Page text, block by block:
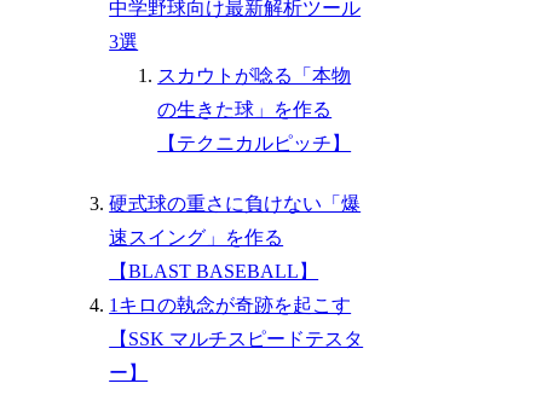
中学野球向け最新解析ツール
3選
スカウトが唸る「本物
の生きた球」を作る
【テクニカルピッチ】
硬式球の重さに負けない「爆
速スイング」を作る
【BLAST BASEBALL】
1キロの執念が奇跡を起こす
【SSK マルチスピードテスタ
ー】